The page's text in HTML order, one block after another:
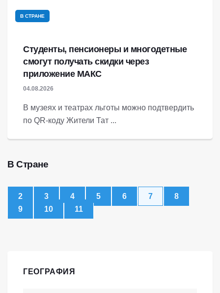
В СТРАНЕ
Студенты, пенсионеры и многодетные
смогут получать скидки через
приложение МАКС
04.08.2026
В музеях и театрах льготы можно подтвердить
по QR-коду Жители Тат ...
В Стране
2 3 4 5 6 7
8
9
10 11
ГЕОГРАФИЯ